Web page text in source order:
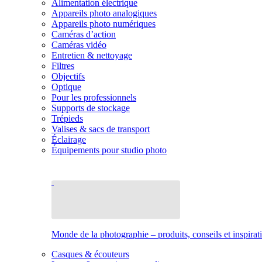
Alimentation électrique
Appareils photo analogiques
Appareils photo numériques
Caméras d’action
Caméras vidéo
Entretien & nettoyage
Filtres
Objectifs
Optique
Pour les professionnels
Supports de stockage
Trépieds
Valises & sacs de transport
Éclairage
Équipements pour studio photo
Monde de la photographie – produits, conseils et
Casques & écouteurs